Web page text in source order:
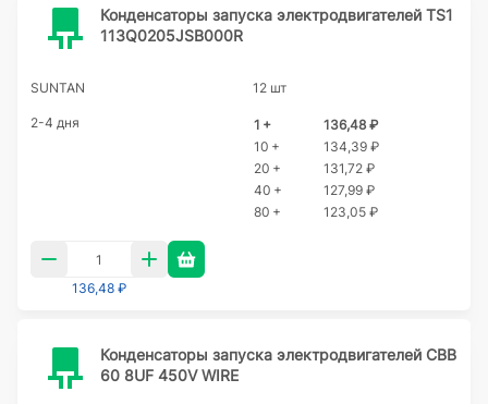
Конденсаторы запуска электродвигателей TS1
113Q0205JSB000R
SUNTAN 12 шт
2-4 дня 1 +
136,48 ₽
10 +
134,39 ₽
20 +
131,72 ₽
40 +
127,99 ₽
80 +
123,05 ₽
136,48 ₽
Конденсаторы запуска электродвигателей CBB
60 8UF 450V WIRE